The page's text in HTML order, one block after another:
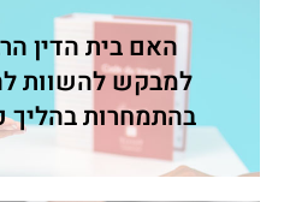
האם בית הדין
למבקש להשוות
בהתמחרות בהליך